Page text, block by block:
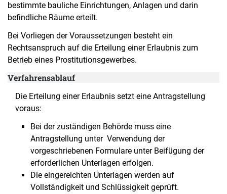
bestimmte bauliche Einrichtungen, Anlagen und darin
befindliche Räume erteilt.
Bei Vorliegen der Voraussetzungen besteht ein
Rechtsanspruch auf die Erteilung einer Erlaubnis zum
Betrieb eines Prostitutionsgewerbes.
Verfahrensablauf
Die Erteilung einer Erlaubnis setzt eine Antragstellung
voraus:
Bei der zuständigen Behörde muss eine
Antragstellung unter Verwendung der
vorgeschriebenen Formulare unter Beifügung der
erforderlichen Unterlagen erfolgen.
Die eingereichten Unterlagen werden auf
Vollständigkeit und Schlüssigkeit geprüft.